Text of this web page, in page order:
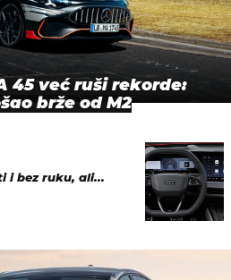
45 već ruši rekorde:
brže od M2
i bez ruku, ali...